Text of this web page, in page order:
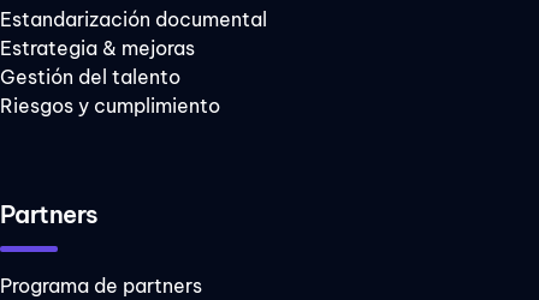
Estandarización documental
Estrategia & mejoras
Gestión del talento
Riesgos y cumplimiento
Partners
Programa de partners